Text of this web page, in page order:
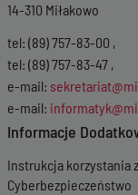
14-310 Miłakowo
tel: (89) 757-83-00 ,
tel: (89) 757-83-47 ,
e-mail:
e-mail:
Informacje
Instrukcja korzystania
Cyberbezpieczeństwo